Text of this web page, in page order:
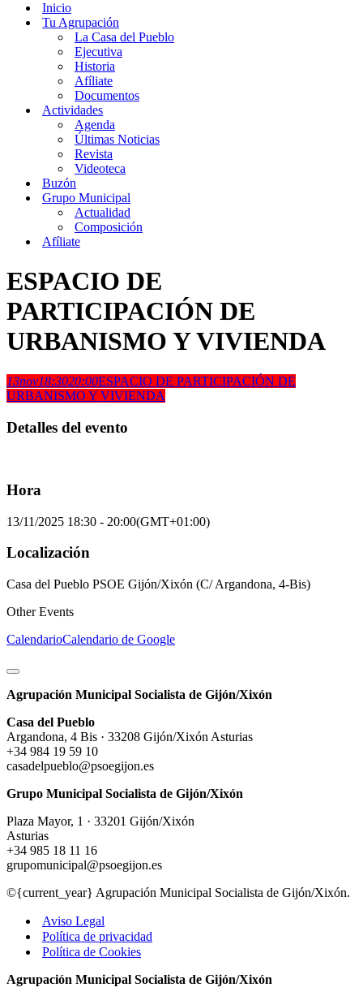
Inicio
Tu Agrupación
La Casa del Pueblo
Ejecutiva
Historia
Afíliate
Documentos
Actividades
Agenda
Últimas Noticias
Revista
Videoteca
Buzón
Grupo Municipal
Actualidad
Composición
Afíliate
ESPACIO DE
PARTICIPACIÓN DE
URBANISMO Y VIVIENDA
13nov18:3020:00ESPACIO DE PARTICIPACIÓN DE
URBANISMO Y VIVIENDA
Detalles del evento
Hora
13/11/2025 18:30 - 20:00(GMT+01:00)
Localización
Casa del Pueblo PSOE Gijón/Xixón (C/ Argandona, 4-Bis)
Other Events
CalendarioCalendario de Google
Agrupación Municipal Socialista de Gijón/Xixón
Casa del Pueblo
Argandona, 4 Bis · 33208 Gijón/Xixón Asturias
+34 984 19 59 10
casadelpueblo@psoegijon.es
Grupo Municipal Socialista de Gijón/Xixón
Plaza Mayor, 1 · 33201 Gijón/Xixón
Asturias
+34 985 18 11 16
grupomunicipal@psoegijon.es
©{current_year} Agrupación Municipal Socialista de Gijón/Xixón.
Aviso Legal
Política de privacidad
Política de Cookies
Agrupación Municipal Socialista de Gijón/Xixón